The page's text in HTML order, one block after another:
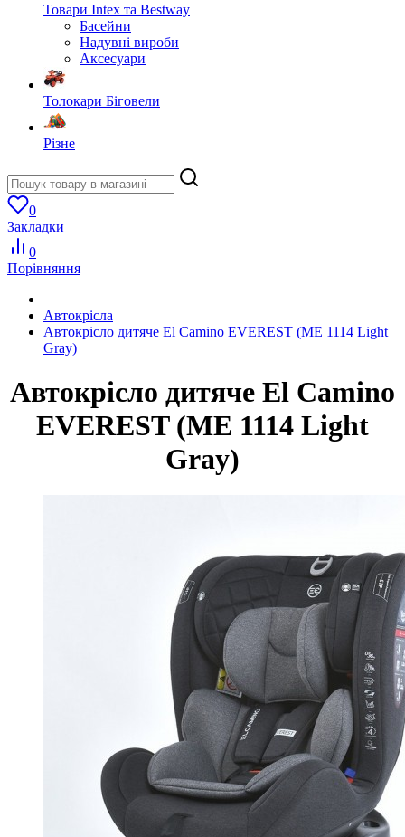
Товари Intex та Bestway
Басейни
Надувні вироби
Аксесуари
Толокари Біговели
Різне
0
Закладки
0
Порівняння
Автокрісла
Автокрісло дитяче El Camino EVEREST (ME 1114 Light
Gray)
Автокрісло дитяче El Camino
EVEREST (ME 1114 Light
Gray)